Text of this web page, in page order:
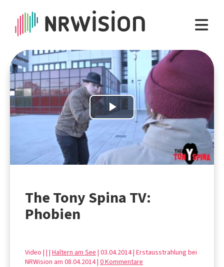
Play
Video
The Tony Spina TV:
Phobien
Video | | | Haltern am See | 03.04.2014 | Erstausstrahlung bei
NRWision am 08.04.2014 | 0 Kommentare